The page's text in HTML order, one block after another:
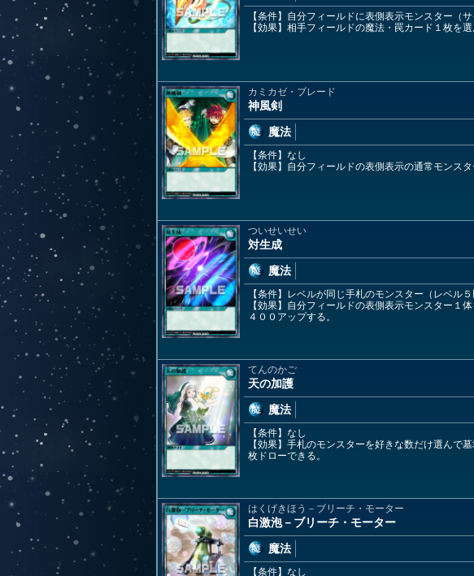
【条件】自分フィールドに表側表示モンスター（
【効果】相手フィールドの魔法・罠カード１枚を選
カミカゼ・ブレード
神風剣
魔法
【条件】なし
【効果】自分フィールドの表側表示の通常モンス
ついせいせい
対生成
魔法
【条件】レベルが同じ手札のモンスター（レベル
【効果】自分フィールドの表側表示モンスター１
４００アップする。
てんのかご
天の加護
魔法
【条件】なし
【効果】手札のモンスターを好きな数だけ選んで
枚ドローできる。
はくげきほう－ブリーチ・モーター
白激泡－ブリーチ・モーター
魔法
【条件】なし